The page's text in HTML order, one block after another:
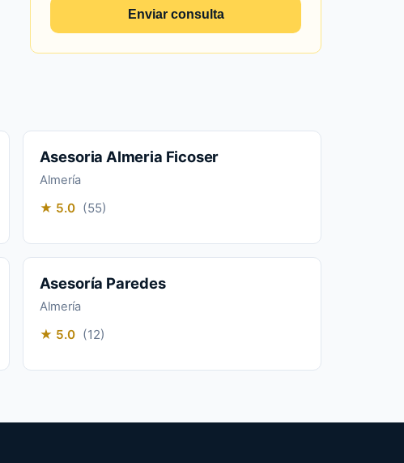
Enviar consulta
Asesoria Almeria Ficoser
Almería
★ 5.0 (55)
Asesoría Paredes
Almería
★ 5.0 (12)